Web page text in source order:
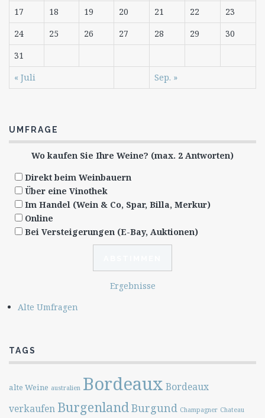
17
18 19 20 21 22
23
24
25 26 27 28 29
30
31
« Juli
Sep. »
UMFRAGE
Wo kaufen Sie Ihre Weine? (max. 2 Antworten)
Direkt beim Weinbauern
Über eine Vinothek
Im Handel (Wein & Co, Spar, Billa, Merkur)
Online
Bei Versteigerungen (E-Bay, Auktionen)
Ergebnisse
Alte Umfragen
TAGS
alte Weine australien Bordeaux Bordeaux
verkaufen BurgenlandBurgund Champagner Chateau